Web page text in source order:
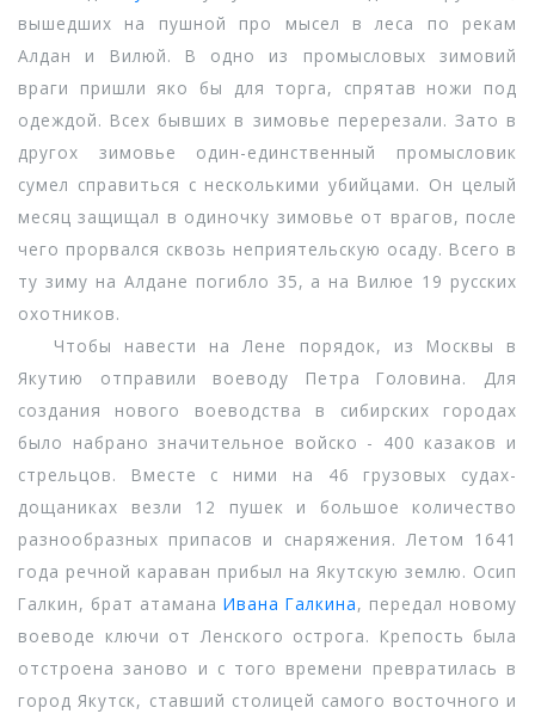
вышедших на пушной про мысел в леса по рекам
Алдан и Вилюй. В одно из промысловых зимовий
враги пришли яко бы для торга, спрятав ножи под
одеждой. Всех бывших в зимовье перерезали. Зато в
другох зимовье один-единственный промысловик
сумел справиться с несколькими убийцами. Он целый
месяц защищал в одиночку зимовье от врагов, после
чего прорвался сквозь неприятельскую осаду. Всего в
ту зиму на Алдане погибло 35, а на Вилюе 19 русских
охотников.
Чтобы навести на Лене порядок, из Москвы в
Якутию отправили воеводу Петра Головина. Для
создания нового воеводства в сибирских городах
было набрано значительное войско - 400 казаков и
стрельцов. Вместе с ними на 46 грузовых судах-
дощаниках везли 12 пушек и большое количество
разнообразных припасов и снаряжения. Летом 1641
года речной караван прибыл на Якутскую землю. Осип
Галкин, брат атамана Ивана Галкина, передал новому
воеводе ключи от Ленского острога. Крепость была
отстроена заново и с того времени превратилась в
город Якутск, ставший столицей самого восточного и